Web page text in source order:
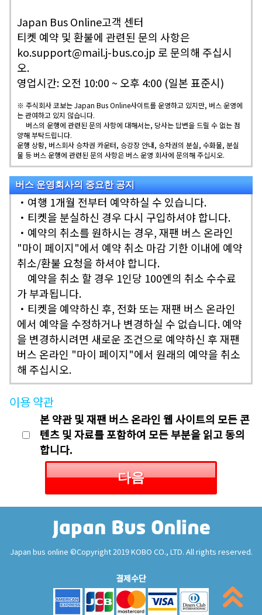
Japan Bus Online고객 센터
티켓 예약 및 환불에 관련된 문의 사항은
ko.support@mail.j-bus.co.jp 로 문의해 주십시
오.
영업시간: 오전 10:00 ~ 오후 4:00 (일본 표준시)
※ 주식회사 코보는 Japan Bus Online사이트를 운영하고 있지만, 버스 운영에
는 관여하고 있지 않습니다.
버스의 운행에 관련된 문의 사항에 대해서는, 당사는 답변을 드릴 수 없는 점
양해 부탁드립니다.
운행 상황, 버스회사 승차권 카운터, 승강장 안내, 승차권의 분실, 수화물, 분실
물 등 버스 운행에 관련된 문의 사항은 버스 운영 회사에 문의해 주십시오.
버스 운영회사의 중요한 공지
・여행 1개월 전부터 예약하실 수 있습니다.
・티켓을 분실하신 경우 다시 구입하셔야 합니다.
・예약의 취소를 원하시는 경우, 재팬 버스 온라인
"마이 페이지"에서 예약 취소 마감 기한 이내에 예약
취소/환불 요청을 하셔야 합니다.
예약을 취소 할 경우 1인당 100엔의 취소 수수료
가 부과됩니다.
・티켓을 예약하신 후, 전화 또는 재팬 버스 온라인
에서 예약을 수정하거나 변경하실 수 없습니다. 예약
을 변경하시려면 새로운 조건으로 예약하신 후 재팬
버스 온라인 "마이 페이지"에서 원래의 예약을 취소
해 주십시오.
이용 약관
본 약관 및 재팬 버스 온라인 웹 사이트의 모든 콘
텐츠 및 자료를 포함하여 모든 부분을 읽고 동의
합니다.
다음
Japan bus online ©Copyright 2019 KOBO CO., LTD. All rights reserved.
결제수단